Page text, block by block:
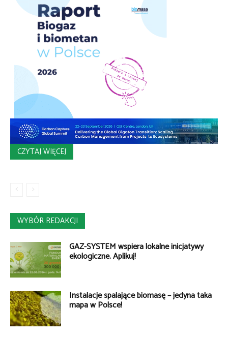
CZYTAJ WIĘCEJ
WYBÓR REDAKCJI
GAZ-SYSTEM wspiera lokalne inicjatywy
ekologiczne. Aplikuj!
Instalacje spalające biomasę – jedyna taka
mapa w Polsce!